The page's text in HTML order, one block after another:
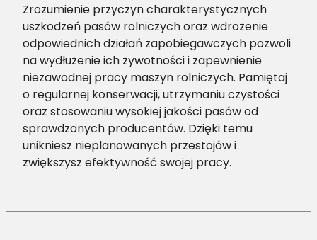
Zrozumienie przyczyn charakterystycznych
uszkodzeń pasów rolniczych oraz wdrożenie
odpowiednich działań zapobiegawczych pozwoli
na wydłużenie ich żywotności i zapewnienie
niezawodnej pracy maszyn rolniczych. Pamiętaj
o regularnej konserwacji, utrzymaniu czystości
oraz stosowaniu wysokiej jakości pasów od
sprawdzonych producentów. Dzięki temu
unikniesz nieplanowanych przestojów i
zwiększysz efektywność swojej pracy.